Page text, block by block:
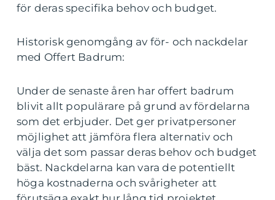
för deras specifika behov och budget.
Historisk genomgång av för- och nackdelar
med Offert Badrum:
Under de senaste åren har offert badrum
blivit allt populärare på grund av fördelarna
som det erbjuder. Det ger privatpersoner
möjlighet att jämföra flera alternativ och
välja det som passar deras behov och budget
bäst. Nackdelarna kan vara de potentiellt
höga kostnaderna och svårigheter att